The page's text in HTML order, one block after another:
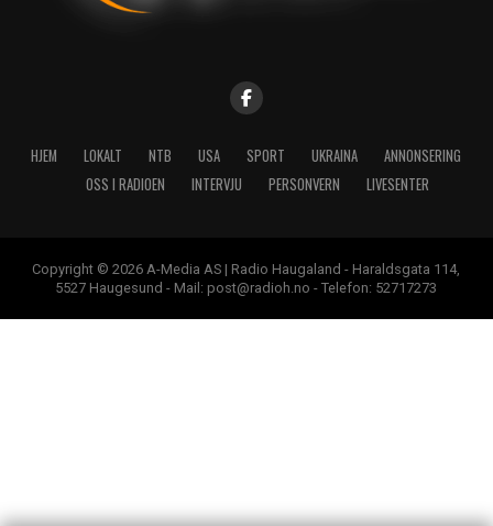
HJEM LOKALT NTB USA SPORT UKRAINA
ANNONSERING
OSS I RADIOEN
INTERVJU PERSONVERN LIVESENTER
Copyright © 2026 A-Media AS | Radio Haugaland - Haraldsgata 114,
5527 Haugesund - Mail: post@radioh.no - Telefon: 52717273